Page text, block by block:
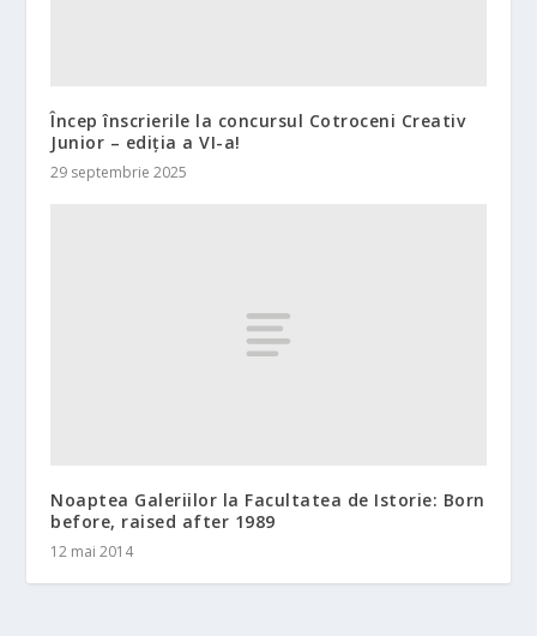
Încep înscrierile la concursul Cotroceni Creativ
Junior – ediția a VI-a!
29 septembrie 2025
Noaptea Galeriilor la Facultatea de Istorie: Born
before, raised after 1989
12 mai 2014